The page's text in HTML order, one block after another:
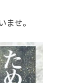
せ。